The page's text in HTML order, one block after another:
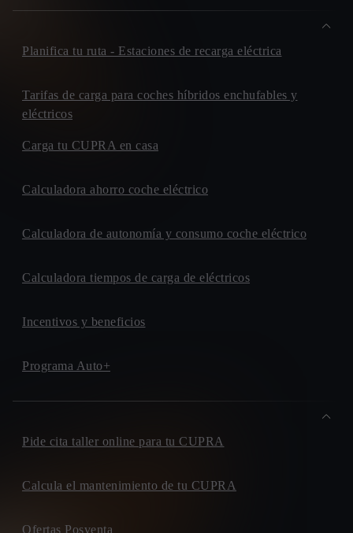
Planifica tu ruta - Estaciones de recarga eléctrica
Tarifas de carga para coches híbridos enchufables y
eléctricos
Carga tu CUPRA en casa
Calculadora ahorro coche eléctrico
Calculadora de autonomía y consumo coche eléctrico
Calculadora tiempos de carga de eléctricos
Incentivos y beneficios
Programa Auto+
Pide cita taller online para tu CUPRA
Calcula el mantenimiento de tu CUPRA
Ofertas Posventa